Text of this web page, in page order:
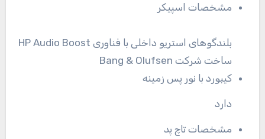
مشخصات اسپیکر
بلندگوهای استریو داخلی با فناوری HP Audio Boost
ساخت شرکت Bang & Olufsen
کیبورد با نور پس زمینه
دارد
مشخصات تاچ پد